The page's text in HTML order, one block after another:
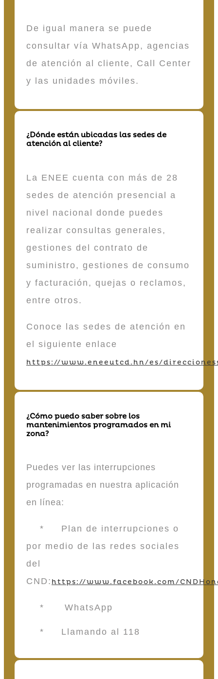
De igual manera se puede
consultar vía WhatsApp, agencias
de atención al cliente, Call Center
y las unidades móviles.
¿Dónde están ubicadas las sedes de
atención al cliente?
La ENEE cuenta con más de 28
sedes de atención presencial a
nivel nacional donde puedes
realizar consultas generales,
gestiones del contrato de
suministro, gestiones de consumo
y facturación, quejas o reclamos,
entre otros.
Conoce las sedes de atención en
el siguiente enlace
https://www.eneeutcd.hn/es/
¿Cómo puedo saber sobre los
mantenimientos programados en mi
zona?
Puedes ver las interrupciones
programadas en nuestra aplicación
en línea:
* Plan de interrupciones o
por medio de las redes sociales
del
CND: https://www.facebook.com/
* WhatsApp
* Llamando al 118